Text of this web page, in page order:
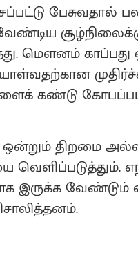
பேசுவதால்
மௌனம்
கண்டு
ஒன்றும் திறமை
வேண்டும்